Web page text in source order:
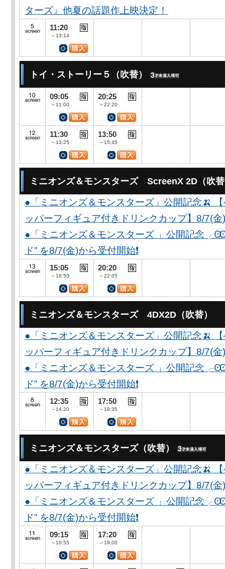
ターズ』他夏の話題作上映決定！
11:20
～13:14
トイ・ストーリー５（吹替）
09:05
～11:00
20:25
～22:20
11:30
～13:25
13:50
～15:45
ミニオンズ＆モンスターズ ScreenX 2D（吹
●「ミニオンズ＆モンスターズ」公開記念🍌
ッパーフィギュア付きドリンクカップ】8/7(金
●「ミニオンズ＆モンスターズ 」公開記念
ド” を8/7(金)から受付開始❗️
15:05
～16:50
20:20
～22:05
ミニオンズ＆モンスターズ 4DX2D（吹替）
●「ミニオンズ＆モンスターズ」公開記念🍌
ッパーフィギュア付きドリンクカップ】8/7(金
●「ミニオンズ＆モンスターズ 」公開記念
ド” を8/7(金)から受付開始❗️
12:35
～14:20
17:50
～19:35
ミニオンズ＆モンスターズ（吹替）
●「ミニオンズ＆モンスターズ」公開記念🍌
ッパーフィギュア付きドリンクカップ】8/7(金
●「ミニオンズ＆モンスターズ 」公開記念
ド” を8/7(金)から受付開始❗️
09:15
～10:55
17:20
～19:00